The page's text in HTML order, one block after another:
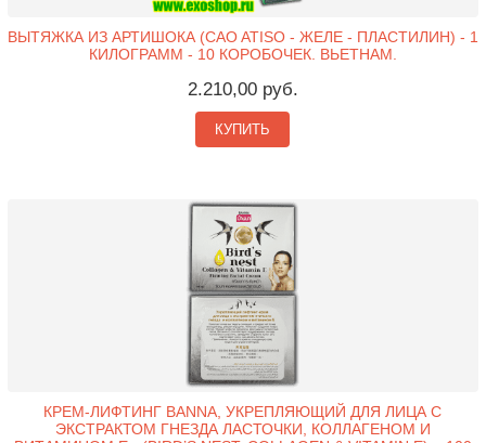
ВЫТЯЖКА ИЗ АРТИШОКА (CAO ATISO - ЖЕЛЕ - ПЛАСТИЛИН) - 1
КИЛОГРАММ - 10 КОРОБОЧЕК. ВЬЕТНАМ.
2.210,00 руб.
КУПИТЬ
КРЕМ-ЛИФТИНГ BANNA, УКРЕПЛЯЮЩИЙ ДЛЯ ЛИЦА С
ЭКСТРАКТОМ ГНЕЗДА ЛАСТОЧКИ, КОЛЛАГЕНОМ И